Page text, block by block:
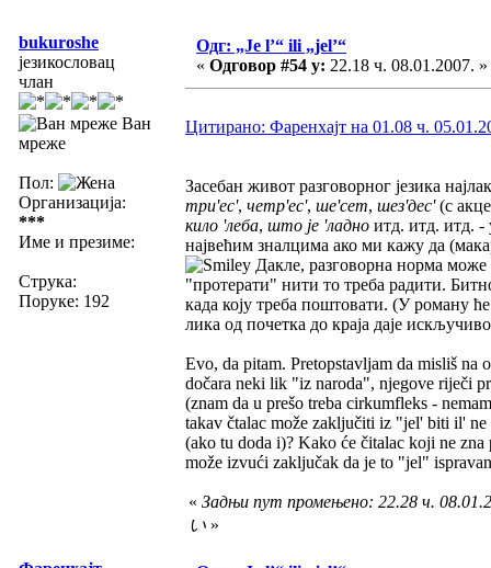
bukuroshe
језикословац
члан
Ван
мреже
Пол:
Организација:
***
Име и презиме:
Струка:
Поруке: 192
Одг: „Je l’“ ili „jel’“
« Одговор #54 у: 22.18 ч. 08.01.2007. »
Цитирано: Фаренхајт на 01.08 ч.
Засебан живот разговорног језика
три'ес', четр'ес', ше'сет, шез'дес'(с
кило 'леба, што је 'ладно итд. итд. итд.
највећим зналцима ако ми кажу да
Дакле, разговорна норма
"протерати" нити то треба радити.
када коју треба поштовати. (У роману
лика од почетка до краја даје
Evo, da pitam. Pretopstavljam da misliš na
dočara neki lik "iz naroda", njegove riječi
(znam da u prešo treba cirkumfleks -
takav čtalac može zaključiti iz "jel' biti il'
(ako tu doda i)? Kako će čitalac koji ne
može izvući zaključak da je to "jel"
« Задњи пут промењено: 22.28 ч.
い »